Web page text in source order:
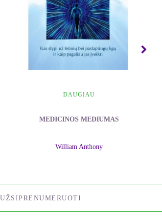
DAUGIAU
MEDICINOS MEDIUMAS
William Anthony
UŽSIPRENUMERUOTI